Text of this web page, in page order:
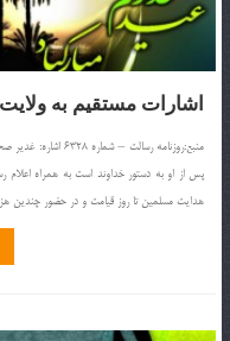
اشارات مستقيم به
منبع:روزنامه
پس از او به دستور خداوند است به همراه اعلام
هدايت مسلمين تا روز قيامت و در حضور چندين